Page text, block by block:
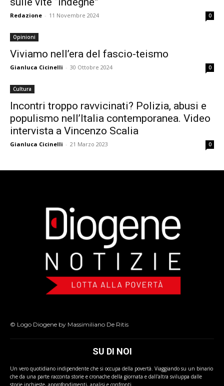
Redazione - 11 Novembre 2024 0
Opinioni
Viviamo nell’era del fascio-teismo
Gianluca Cicinelli - 30 Ottobre 2024 0
Cultura
Incontri troppo ravvicinati? Polizia, abusi e
populismo nell’Italia contemporanea. Video
intervista a Vincenzo Scalia
Gianluca Cicinelli - 21 Marzo 2023 0
© Logo Diogene by Massimiliano De Ritis
SU DI NOI
Un vero quotidiano indipendente che si occupa della povertà. Viaggiando su un binario
che da una parte racconta storie e cronache della giornata e dall'altra sviluppa dalle
storie inchieste, approfondimenti, analisi e confronti.